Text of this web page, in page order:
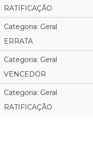
RATIFICAÇÃO
Categoria: Geral
ERRATA
Categoria: Geral
VENCEDOR
Categoria: Geral
RATIFICAÇÃO